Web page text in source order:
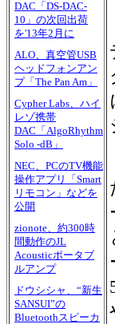
DAC「DS-DAC-
10」の次回出荷
を'13年2月に
ALO、真空管USB
ヘッドフォンアン
プ「The Pan Am」
Cypher Labs、ハイ
レゾ携帯
DAC「AlgoRhythm
Solo -dB」
NEC、PCのTV機能
操作アプリ「Smart
リモコン」などを
公開
zionote、約300時
間動作のJL
Acousticポータブ
ルアンプ
ドウシシャ、“新生
SANSUI”の
Bluetoothスピーカ